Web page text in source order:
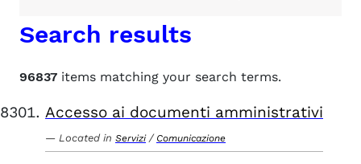
Search results
96837 items matching your search terms.
Accesso ai documenti amministrativi
Located in Servizi / Comunicazione